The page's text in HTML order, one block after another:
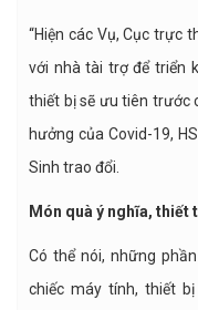
“Hiện các Vụ, Cục trực
với nhà tài trợ để triển
thiết bị sẽ ưu tiên trước
hưởng của Covid-19,
Sinh trao đổi.
Món quà ý nghĩa, thiết
Có thể nói, những
chiếc máy tính, thiết